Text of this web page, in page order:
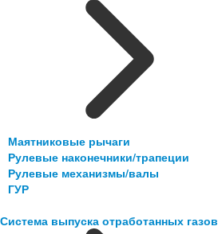
Маятниковые рычаги
Рулевые наконечники/трапеции
Рулевые механизмы/валы
ГУР
Система выпуска отработанных газов